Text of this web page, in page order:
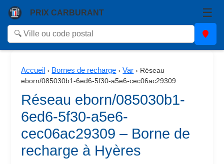
PRIX CARBURANT ☰
Accueil › Bornes de recharge ›Var › Réseau
eborn/085030b1-6ed6-5f30-a5e6-cec06ac29309
Réseau eborn/085030b1-
6ed6-5f30-a5e6-
cec06ac29309 – Borne de
recharge à Hyères